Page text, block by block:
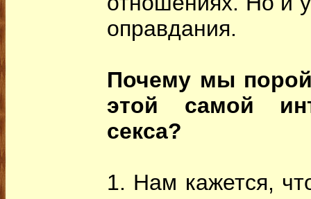
оправдания.
Почему мы
этой самой
секса?
1. Нам кажется,